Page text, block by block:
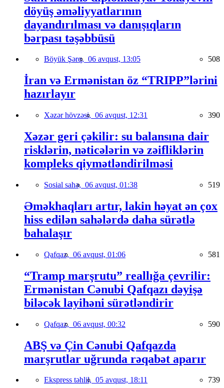
döyüş əməliyyatlarının
dayandırılması və danışıqların
bərpası təşəbbüsü
Böyük Şərq, 06 avqust, 13:05 508
İran və Ermənistan öz “TRIPP”lərini
hazırlayır
Xəzər hövzəsi, 06 avqust, 12:31 390
Xəzər geri çəkilir: su balansına dair
risklərin, nəticələrin və zəifliklərin
kompleks qiymətləndirilməsi
Sosial sahə, 06 avqust, 01:38 519
Əməkhaqları artır, lakin həyat ən çox
hiss edilən sahələrdə daha sürətlə
bahalaşır
Qafqaz, 06 avqust, 01:06 581
“Tramp marşrutu” reallığa çevrilir:
Ermənistan Cənubi Qafqazı dəyişə
biləcək layihəni sürətləndirir
Qafqaz, 06 avqust, 00:32 590
ABŞ və Çin Cənubi Qafqazda
marşrutlar uğrunda rəqabət aparır
Ekspress təhlil, 05 avqust, 18:11 739